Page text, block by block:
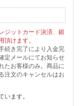
ジットカード決済、銀
頂けます。
続き完了により入金完
定メールにてお知らせ
たお客様のみ。商品に
注文のキャンセルはお
います。